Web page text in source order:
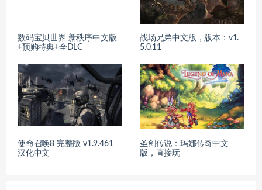
数码宝贝世界 新秩序中文版
+预购特典+全DLC
战场兄弟中文版，版本：v1.
5.0.11
使命召唤8 完整版 v1.9.461
汉化中文
圣剑传说：玛娜传奇中文
版，直接玩